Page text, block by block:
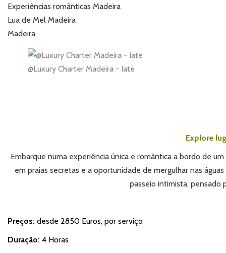
Experiências românticas Madeira
Lua de Mel Madeira
Madeira
@Luxury Charter Madeira - Iate
Explore
Embarque numa experiência única e romântica a bordo de
em praias secretas e a oportunidade de mergulhar nas
passeio intimista, pensado
Preços: desde 2850 Euros, por serviço
Duração: 4 Horas